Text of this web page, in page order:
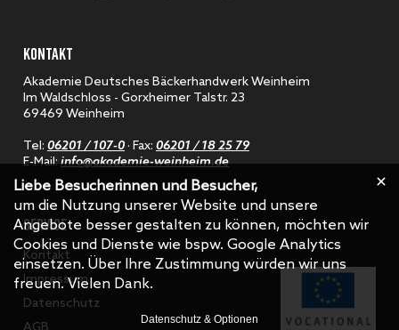
KONTAKT
Akademie Deutsches Bäckerhandwerk Weinheim
Im Waldschloss - Gorxheimer Talstr. 23
69469 Weinheim
Tel: 06201 / 107-0 · Fax: 06201 / 18 25 79
E-Mail:info@akademie-weinheim.de
SERVICE
Kontakt
Impressum
Datenschutz
Liebe Besucherinnen und Besucher,
um die Nutzung unserer Website und unsere
Angebote besser gestalten zu können, möchten wir
Cookies und Dienste wie bspw. Google Analytics
einsetzen. Über Ihre Zustimmung würden wir uns
freuen. Vielen Dank.
Datenschutz & Optionen